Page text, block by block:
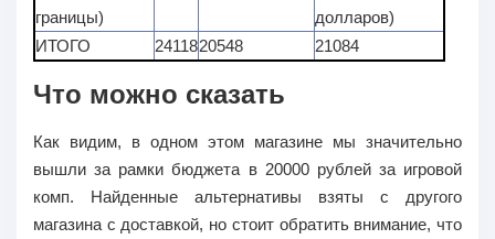
границы)
долларов)
ИТОГО
2411820548 21084
Что можно сказать
Как видим, в одном этом магазине мы значительно
вышли за рамки бюджета в 20000 рублей за игровой
комп. Найденные альтернативы взяты с другого
магазина с доставкой, но стоит обратить внимание, что